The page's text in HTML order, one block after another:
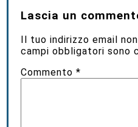
Lascia un
Il tuo indirizzo email
campi obbligatori sono
Commento*